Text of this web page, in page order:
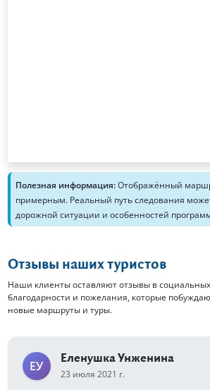
Полезная информация:Отображённый
примерным. Реальный путь следования
дорожной ситуации и особенностей
Отзывы наших туристов
Наши клиенты оставляют отзывы в социальных
благодарности и пожелания, которые
новые маршруты и туры.
ЕУ
Еленушка Унженина
23 июля 2021 г.